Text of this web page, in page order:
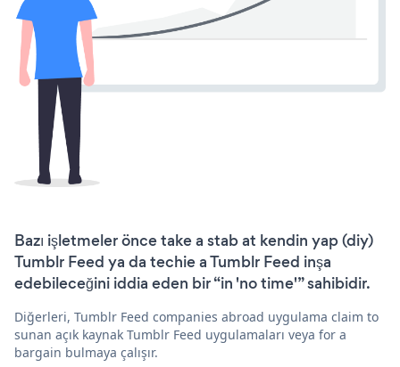
Bazı işletmeler önce take a stab at kendin yap (diy)
Tumblr Feed ya da techie a Tumblr Feed inşa
edebileceğini iddia eden bir “in 'no time'” sahibidir.
Diğerleri, Tumblr Feed companies abroad uygulama claim to
sunan açık kaynak Tumblr Feed uygulamaları veya for a
bargain bulmaya çalışır.